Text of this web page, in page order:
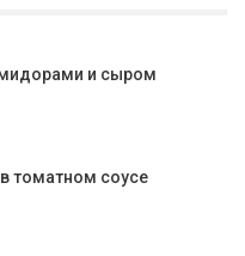
и сыром
томатном соусе